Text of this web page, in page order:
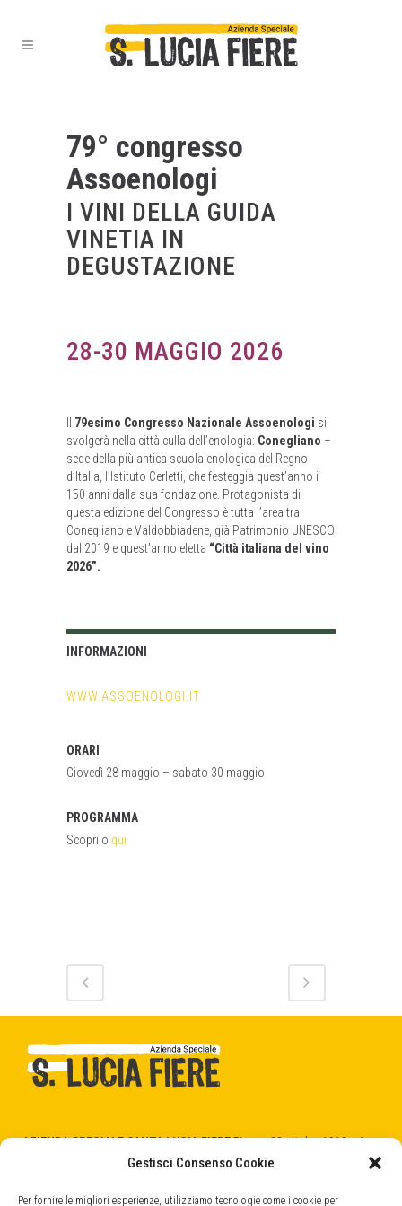
Gestisci Consenso Cookie
Per fornire le migliori esperienze, utilizziamo tecnologie come i cookie per
79° congresso
Assoenologi
I VINI DELLA GUIDA
VINETIA IN
DEGUSTAZIONE
28-30 MAGGIO 2026
79esimo Congresso Nazionale Assoenologi si
svolgerà nella città culla dell’enologia: Conegliano –
sede della più antica scuola enologica del Regno
d’Italia, l’Istituto Cerletti, che festeggia quest’anno i
150 anni dalla sua fondazione. Protagonista di
questa edizione del Congresso è tutta l’area tra
Conegliano e Valdobbiadene, già Patrimonio UNESCO
dal 2019 e quest’anno eletta “Città italiana del vino
2026”.
INFORMAZIONI
WWW.ASSOENOLOGI.IT
ORARI
Giovedì 28 maggio – sabato 30 maggio
PROGRAMMA
Scoprilo qui
AZIENDA SPECIALE SANTA LUCIA FIEREPiazza 28 ottobre 1918 n.1
31025 Santa Lucia di Piave (TV)
cod. SDI -5RUO82D